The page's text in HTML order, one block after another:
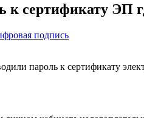
к сертификату ЭП
подпись
пароль к сертификату